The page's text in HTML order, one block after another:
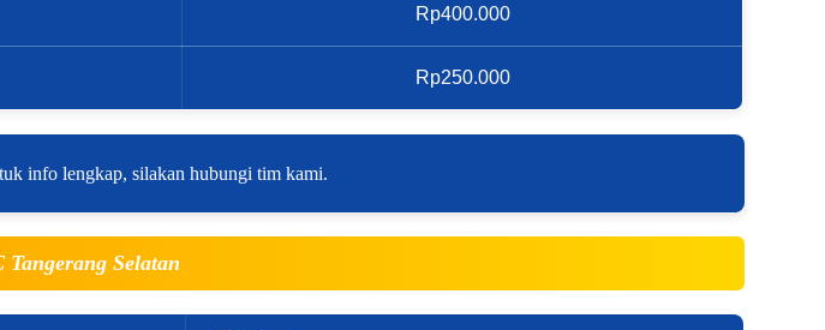
Rp400.000
Rp250.000
info lengkap, silakan hubungi tim kami.
Tangerang Selatan